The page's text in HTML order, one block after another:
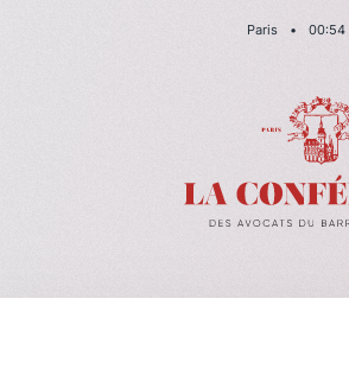
Paris • 00:54